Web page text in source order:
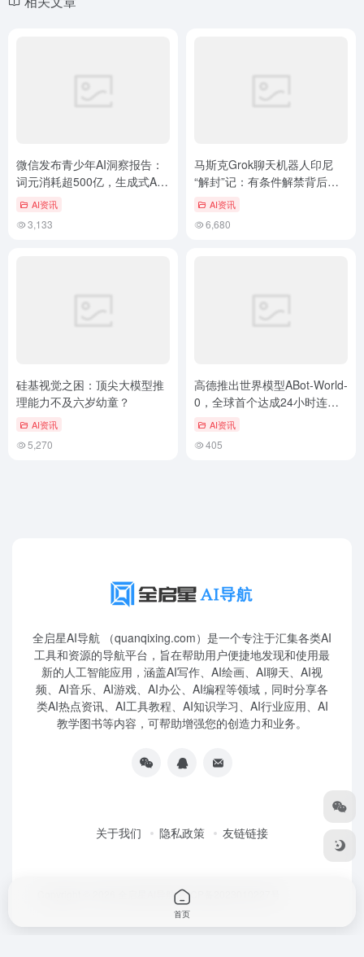
微信发布青少年AI洞察报告：
词元消耗超500亿，生成式AI
已成为教学标配
AI资讯
3,133
马斯克Grok聊天机器人印尼
“解封”记：有条件解禁背后的
故事AI资讯
6,680
硅基视觉之困：顶尖大模型推
理能力不及六岁幼童？
AI资讯
5,270
高德推出世界模型ABot-World-
0，全球首个达成24小时连续
稳定推理
AI资讯
405
全启星AI导航 （quanqixing.com）是一个专注于汇集各类AI
工具和资源的导航平台，旨在帮助用户便捷地发现和使用最
新的人工智能应用，涵盖AI写作、AI绘画、AI聊天、AI视
频、AI音乐、AI游戏、AI办公、AI编程等领域，同时分享各
类AI热点资讯、AI工具教程、AI知识学习、AI行业应用、AI
教学图书等内容，可帮助增强您的创造力和业务。
关于我们 隐私政策 友链链接
全启星AI导航鲁ICP备2023010227号
首页